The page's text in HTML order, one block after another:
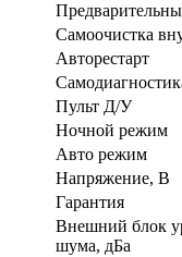
Самоочистка
Авторестарт
Пульт Д/У
Ночной режим
Авто режим
Напряжение, В
Гарантия
Внешний блок
шума, дБа